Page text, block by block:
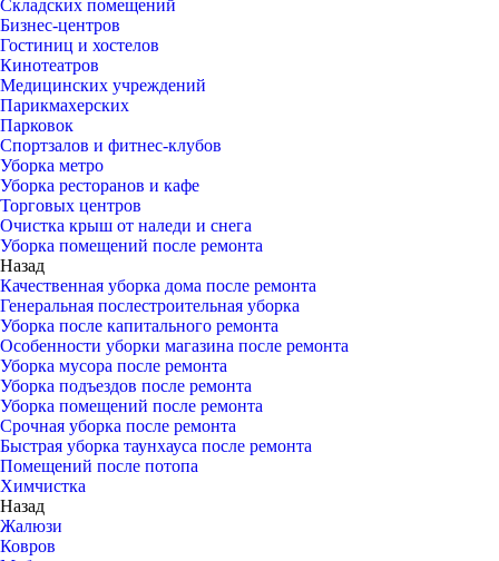
Складских помещений
Бизнес-центров
Гостиниц и хостелов
Кинотеатров
Медицинских учреждений
Парикмахерских
Парковок
Спортзалов и фитнес-клубов
Уборка метро
Уборка ресторанов и кафе
Торговых центров
Очистка крыш от наледи и снега
Уборка помещений после ремонта
Назад
Качественная уборка дома после ремонта
Генеральная послестроительная уборка
Уборка после капитального ремонта
Особенности уборки магазина после ремонта
Уборка мусора после ремонта
Уборка подъездов после ремонта
Уборка помещений после ремонта
Срочная уборка после ремонта
Быстрая уборка таунхауса после ремонта
Помещений после потопа
Химчистка
Назад
Жалюзи
Ковров